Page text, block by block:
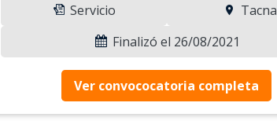
Servicio
Tacna
Finalizó el 26/08/2021
Ver convococatoria completa